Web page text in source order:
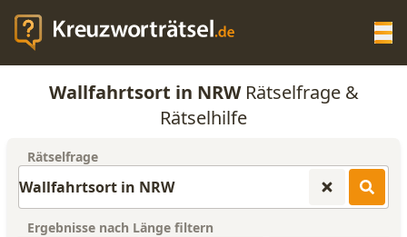
KREUZWORTRÄTSEL-HILFE
ANAGRAMM-GENERATOR
Wallfahrtsort in NRWRätselfrage &
Rätselhilfe
Rätselfrage
Ergebnisse nach Länge filtern